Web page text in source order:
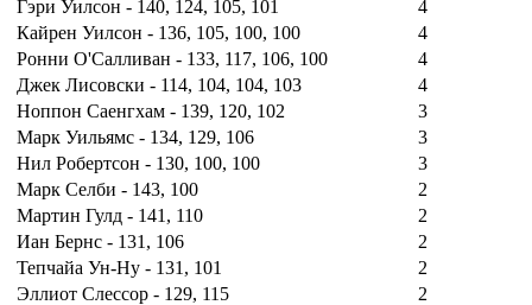
Гэри Уилсон - 140, 124, 105, 101
4
Кайрен Уилсон - 136, 105, 100, 100
4
Ронни О'Салливан - 133, 117, 106, 100
4
Джек Лисовски - 114, 104, 104, 103
4
Ноппон Саенгхам - 139, 120, 102
3
Марк Уильямс - 134, 129, 106
3
Нил Робертсон - 130, 100, 100
3
Марк Селби - 143, 100
2
Мартин Гулд - 141, 110
2
Иан Бернс - 131, 106
2
Тепчайа Ун-Ну - 131, 101
2
Эллиот Слессор - 129, 115
2